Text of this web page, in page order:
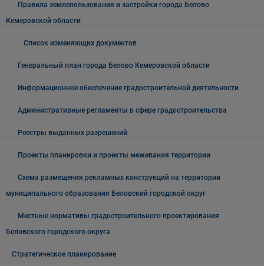
Правила землепользования и застройки города Белово
Кемеровской области
Список изменяющих документов
Генеральный план города Белово Кемеровской области
Информационное обеспечение градостроительной деятельности
Административные регламенты в сфере градостроительства
Реестры выданных разрешений
Проекты планировки и проекты межевания территории
Схема размещения рекламных конструкций на территории
муниципального образования Беловский городской округ
Местные нормативы градостроительного проектирования
Беловского городского округа
Стратегическое планирование